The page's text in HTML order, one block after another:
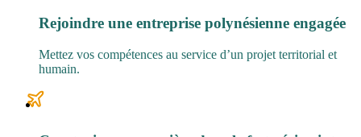
Rejoindre une entreprise polynésienne engagée
Mettez vos compétences au service d’un projet territorial et
humain.